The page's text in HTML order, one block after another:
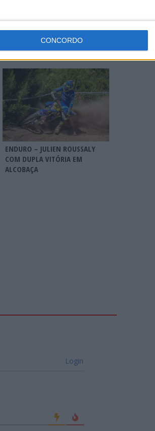
CONCORDO
DESAFIO EM CONDIÇÕES SECAS
ENDURO – JULIEN ROUSSALY
COM DUPLA VITÓRIA EM
ALCOBAÇA
Login